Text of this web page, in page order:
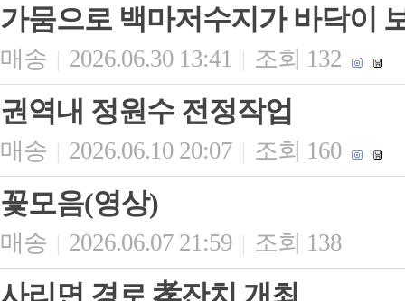
가뭄으로 백마저수지가 바닥이
매송 | 2026.06.30 13:41 | 조회 132
권역내 정원수 전정작업
매송 | 2026.06.10 20:07 | 조회 160
꽃모음(영상)
매송 | 2026.06.07 21:59 | 조회 138